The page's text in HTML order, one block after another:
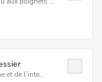
et de l’inte...